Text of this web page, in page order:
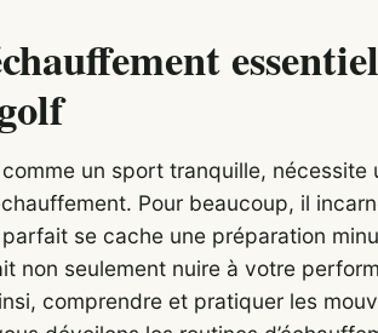
un sport tranquille, nécessite
Pour beaucoup, il
parfait se cache une préparation
non seulement nuire à votre
comprendre et pratiquer les